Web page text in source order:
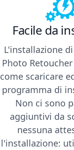
Facile da
L'installazione
Photo
come scaricare
programma di
Non ci sono
aggiuntivi da
nessuna
l'installazione: